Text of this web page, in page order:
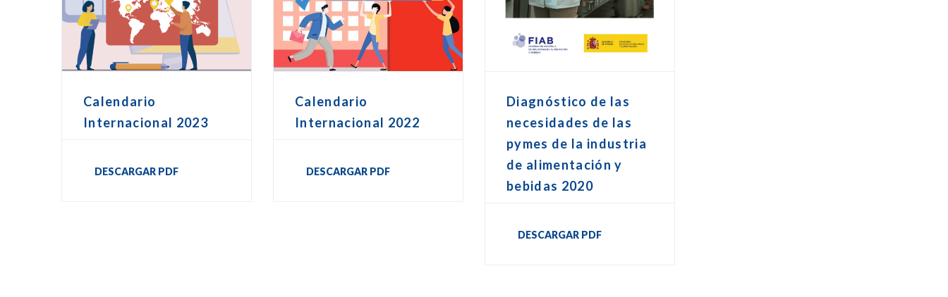
Calendario
Internacional 2023
DESCARGAR PDF
Calendario
Internacional 2022
DESCARGAR PDF
Diagnóstico de las
necesidades de las
pymes de la industria
de alimentación y
bebidas 2020
DESCARGAR PDF